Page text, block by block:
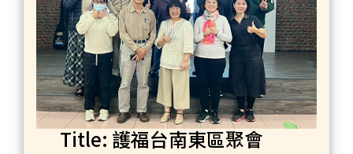
Title: 護福台南東區聚會